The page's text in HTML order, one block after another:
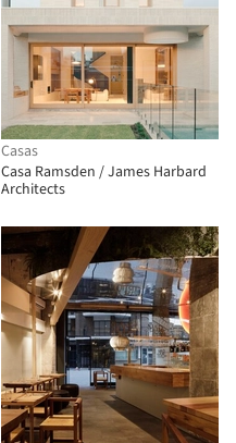
Casas
Casa Ramsden / James Harbard
Architects